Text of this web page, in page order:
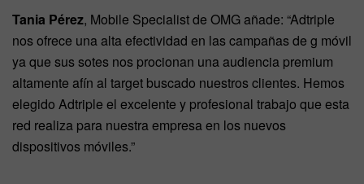
Tania Pérez, Mobile Specialist de OMG añade: “Adtriple
nos ofrece una alta efectividad en las campañas de g móvil
ya que sus sotes nos procionan una audiencia premium
altamente afín al target buscado nuestros clientes. Hemos
elegido Adtriple el excelente y profesional trabajo que esta
red realiza para nuestra empresa en los nuevos
dispositivos móviles.”